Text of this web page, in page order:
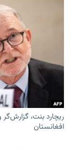
ریچارد بنت،
افغانستان